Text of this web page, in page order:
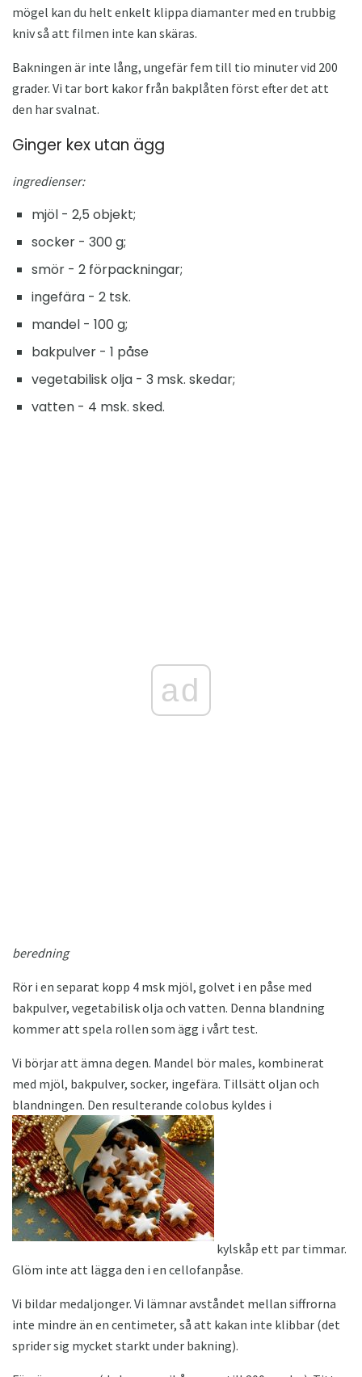
mögel kan du helt enkelt klippa diamanter med en trubbig
kniv så att filmen inte kan skäras.
Bakningen är inte lång, ungefär fem till tio minuter vid 200
grader. Vi tar bort kakor från bakplåten först efter det att
den har svalnat.
Ginger kex utan ägg
ingredienser:
mjöl - 2,5 objekt;
socker - 300 g;
smör - 2 förpackningar;
ingefära - 2 tsk.
mandel - 100 g;
bakpulver - 1 påse
vegetabilisk olja - 3 msk. skedar;
vatten - 4 msk. sked.
ad
beredning
Rör i en separat kopp 4 msk mjöl, golvet i en påse med
bakpulver, vegetabilisk olja och vatten. Denna blandning
kommer att spela rollen som ägg i vårt test.
Vi börjar att ämna degen. Mandel bör males, kombinerat
med mjöl, bakpulver, socker, ingefära. Tillsätt oljan och
blandningen. Den resulterande colobus kyldes i
kylskåp ett par timmar.
Glöm inte att lägga den i en cellofanpåse.
Vi bildar medaljonger. Vi lämnar avståndet mellan siffrorna
inte mindre än en centimeter, så att kakan inte klibbar (det
sprider sig mycket starkt under bakning).